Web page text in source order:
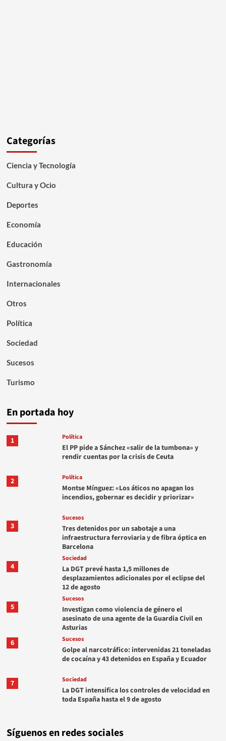
Categorías
Ciencia y Tecnología
Cultura y Ocio
Deportes
Economía
Educación
Gastronomía
Internacionales
Otros
Política
Sociedad
Sucesos
Turismo
En portada hoy
1 Política
El PP pide a Sánchez «salir de la tumbona» y
rendir cuentas por la crisis de Ceuta
2 Política
Montse Mínguez: «Los áticos no apagan los
incendios, gobernar es decidir y priorizar»
3
Sucesos
Tres detenidos por un sabotaje a una
infraestructura ferroviaria y de fibra óptica en
Barcelona
4
Sociedad
La DGT prevé hasta 1,5 millones de
desplazamientos adicionales por el eclipse del
12 de agosto
5
Sucesos
Investigan como violencia de género el
asesinato de una agente de la Guardia Civil en
Asturias
6
Sucesos
Golpe al narcotráfico: intervenidas 21 toneladas
de cocaína y 43 detenidos en España y Ecuador
7 Sociedad
La DGT intensifica los controles de velocidad en
toda España hasta el 9 de agosto
Síguenos en redes sociales